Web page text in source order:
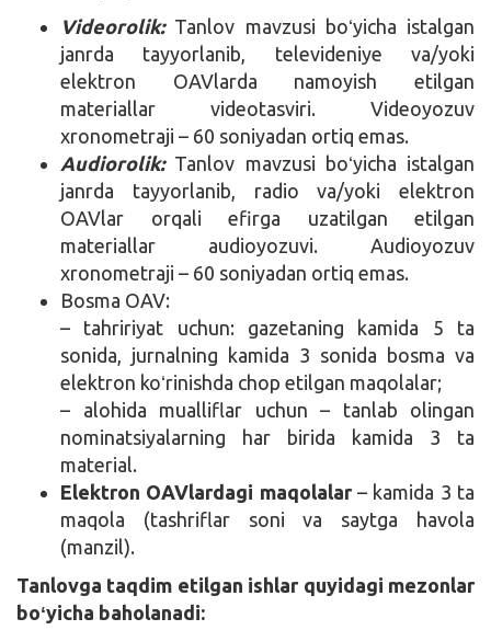
Videorolik:Tanlov mavzusi boʻyicha istalgan
janrda tayyorlanib, televideniye va/yoki
elektron OAVlarda namoyish etilgan
materiallar videotasviri. Videoyozuv
xronometraji – 60 soniyadan ortiq emas.
Audiorolik:Tanlov mavzusi boʻyicha istalgan
janrda tayyorlanib, radio va/yoki elektron
OAVlar orqali efirga uzatilgan etilgan
materiallar audioyozuvi. Audioyozuv
xronometraji – 60 soniyadan ortiq emas.
Bosma OAV:
– tahririyat uchun: gazetaning kamida 5 ta
sonida, jurnalning kamida 3 sonida bosma va
elektron koʻrinishda chop etilgan maqolalar;
– alohida mualliflar uchun – tanlab olingan
nominatsiyalarning har birida kamida 3 ta
material.
Elektron OAVlardagi maqolalar– kamida 3 ta
maqola (tashriflar soni va saytga havola
(manzil).
Tanlovga taqdim etilgan ishlar quyidagi mezonlar
boʻyicha baholanadi: